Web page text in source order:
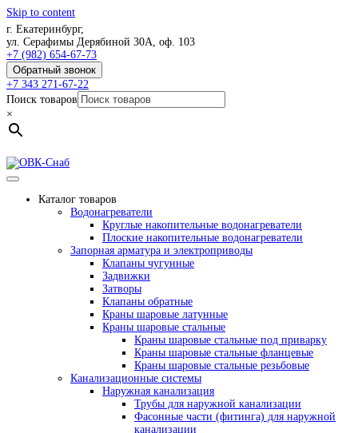
Skip to content
г. Екатеринбург,
ул. Серафимы Дерябиной 30А, оф. 103
+7 (982) 654-67-73
Обратный звонок
+7 343 271-67-22
Поиск товаров
×
Каталог товаров
Водонагреватели
Круглые накопительные водонагреватели
Плоские накопительные водонагреватели
Запорная арматура и электроприводы
Клапаны чугунные
Задвижки
Затворы
Клапаны обратные
Краны шаровые латунные
Краны шаровые стальные
Краны шаровые стальные под приварку
Краны шаровые стальные фланцевые
Краны шаровые стальные резьбовые
Канализационные системы
Наружная канализация
Трубы для наружной канализации
Фасонные части (фитинга) для наружной
канализации